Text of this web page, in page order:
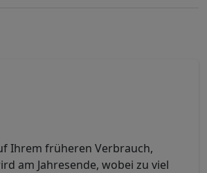
Ihrem früheren Verbrauch,
am Jahresende, wobei zu viel